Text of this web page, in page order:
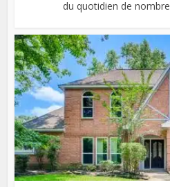
du quotidien de